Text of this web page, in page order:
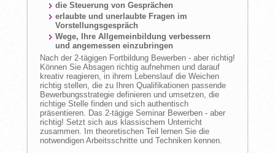
die Steuerung von Gesprächen
erlaubte und unerlaubte Fragen im
Vorstellungsgespräch
Wege, Ihre Allgemeinbildung verbessern
und angemessen einzubringen
Nach der 2-tägigen Fortbildung Bewerben - aber richtig!
Können Sie Absagen richtig aufnehmen und darauf
kreativ reagieren, in ihrem Lebenslauf die Weichen
richtig stellen, die zu Ihren Qualifikationen passende
Bewerbungsstrategie definieren und umsetzen, die
richtige Stelle finden und sich authentisch
präsentieren. Das 2-tägige Seminar Bewerben - aber
richtig! Setzt sich aus klassischem Unterricht
zusammen. Im theoretischen Teil lernen Sie die
notwendigen Arbeitsschritte und Techniken kennen.